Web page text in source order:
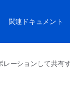
関連ドキュメント
レーションして共有